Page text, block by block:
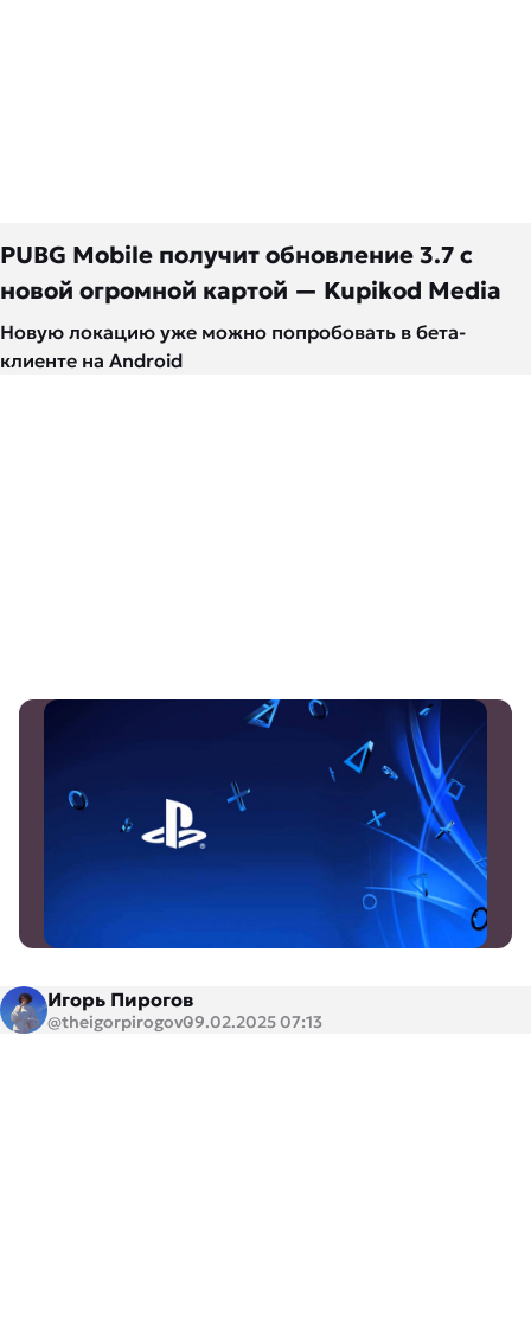
PUBG Mobile получит обновление 3.7 с
новой огромной картой — Kupikod Media
Новую локацию уже можно попробовать в бета-
клиенте на Android
Игорь Пирогов
@theigorpirogov09.02.2025 07:13